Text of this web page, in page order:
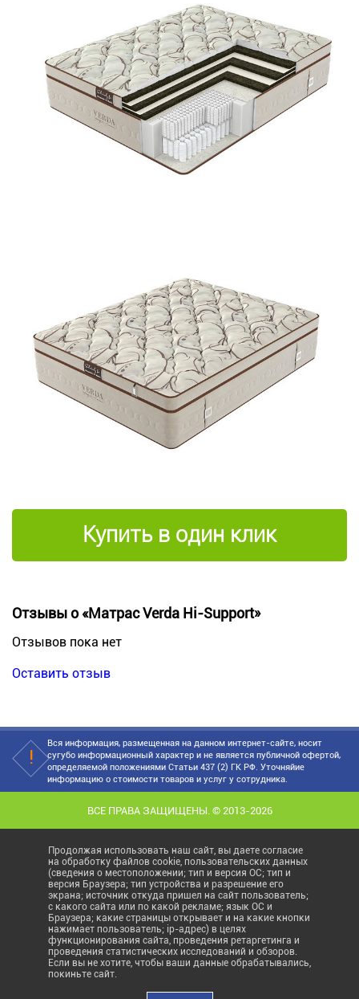
Купить в один клик
Отзывы о «Матрас Verda Hi-Support»
Отзывов пока нет
Оставить отзыв
Вся информация, размещенная на данном интернет-сайте, носит
сугубо информационный характер и не является публичной офертой,
определяемой положениями Статьи 437 (2) ГК РФ. Уточняйие
информацию о стоимости товаров и услуг у сотрудника.
ВСЕ ПРАВА ЗАЩИЩЕНЫ. © 2013-2026
Продолжая использовать наш сайт, вы даете согласие
на обработку файлов cookie, пользовательских данных
(сведения о местоположении; тип и версия ОС; тип и
версия Браузера; тип устройства и разрешение его
экрана; источник откуда пришел на сайт пользователь;
с какого сайта или по какой рекламе; язык ОС и
Браузера; какие страницы открывает и на какие кнопки
нажимает пользователь; ip-адрес) в целях
функционирования сайта, проведения ретаргетинга и
проведения статистических исследований и обзоров.
Если вы не хотите, чтобы ваши данные обрабатывались,
покиньте сайт.